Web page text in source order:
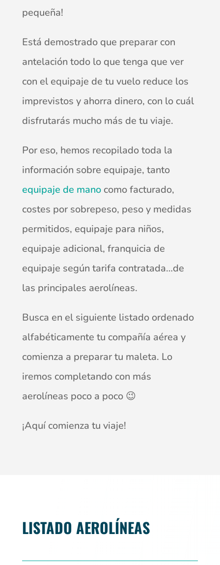
pequeña!
Está demostrado que preparar con
antelación todo lo que tenga que ver
con el equipaje de tu vuelo reduce los
imprevistos y ahorra dinero, con lo cuál
disfrutarás mucho más de tu viaje.
Por eso, hemos recopilado toda la
información sobre equipaje, tanto
equipaje de manocomo facturado,
costes por sobrepeso, peso y medidas
permitidos, equipaje para niños,
equipaje adicional, franquicia de
equipaje según tarifa contratada…de
las principales aerolíneas.
Busca en el siguiente listado ordenado
alfabéticamente tu compañía aérea y
comienza a preparar tu maleta. Lo
iremos completando con más
aerolíneas poco a poco 😉
¡Aquí comienza tu viaje!
LISTADO AEROLÍNEAS